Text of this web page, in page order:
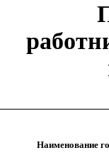
Наименование